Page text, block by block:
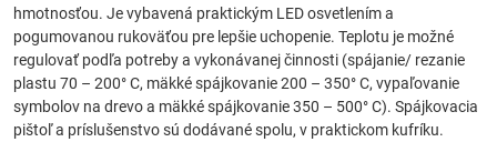
hmotnosťou. Je vybavená praktickým LED osvetlením a
pogumovanou rukoväťou pre lepšie uchopenie. Teplotu je možné
regulovať podľa potreby a vykonávanej činnosti (spájanie/ rezanie
plastu 70 – 200° C, mäkké spájkovanie 200 – 350° C, vypaľovanie
symbolov na drevo a mäkké spájkovanie 350 – 500° C). Spájkovacia
pištoľ a príslušenstvo sú dodávané spolu, v praktickom kufríku.